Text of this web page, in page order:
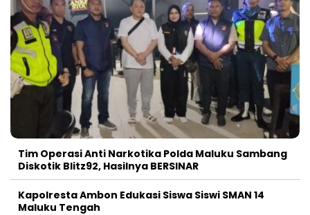
Tim Operasi Anti Narkotika Polda Maluku Sambang
Diskotik Blitz92, Hasilnya BERSINAR
Kapolresta Ambon Edukasi Siswa Siswi SMAN 14
Maluku Tengah